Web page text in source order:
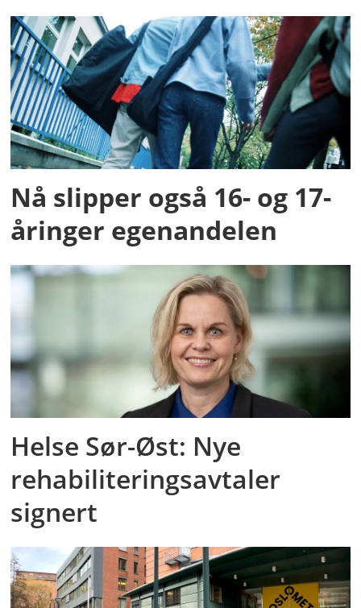
Nå slipper også 16- og 17-
åringer egenandelen
Helse Sør-Øst: Nye
rehabiliteringsavtaler
signert